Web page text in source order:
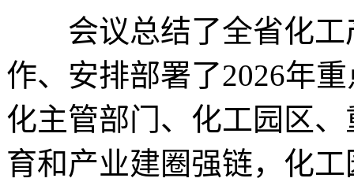
会议总结了全省化工
作、安排部署了2026年
化主管部门、化工园区
育和产业建圈强链，化